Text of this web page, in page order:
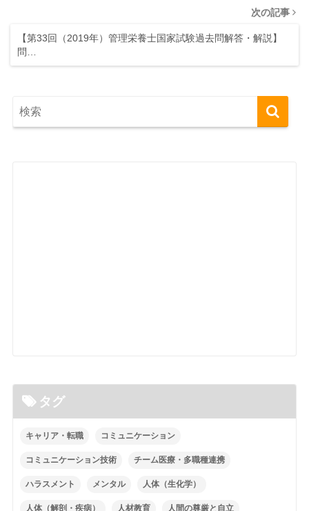
次の記事
【第33回（2019年）管理栄養士国家試験過去問解答・解説】
問…
タグ
キャリア・転職 コミュニケーション
コミュニケーション技術 チーム医療・多職種連携
ハラスメント メンタル 人体（生化学）
人体（解剖・疾病） 人材教育 人間の尊厳と自立